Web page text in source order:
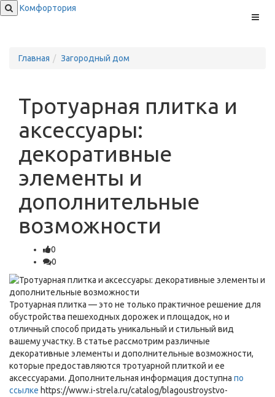
Меню
Комфортория
Главная Загородный дом
Тротуарная плитка и
аксессуары:
декоративные
элементы и
дополнительные
возможности
0
0
Тротуарная плитка — это не только практичное решение для
обустройства пешеходных дорожек и площадок, но и
отличный способ придать уникальный и стильный вид
вашему участку. В статье рассмотрим различные
декоративные элементы и дополнительные возможности,
которые предоставляются тротуарной плиткой и ее
аксессуарами. Дополнительная информация доступна по
ссылке https://www.i-strela.ru/catalog/blagoustroystvo-